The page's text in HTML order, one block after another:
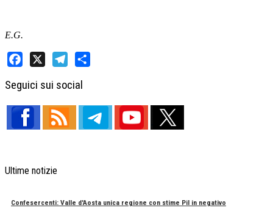
E.G.
Seguici sui social
Ultime notizie
Confesercenti: Valle d'Aosta unica regione con stime Pil in negativo